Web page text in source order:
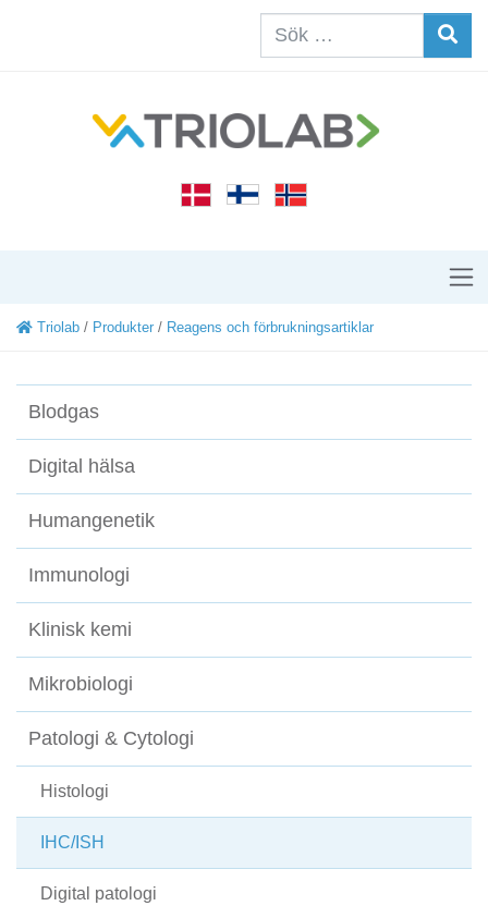
Triolab / Produkter / Reagens och förbrukningsartiklar
Blodgas
Digital hälsa
Humangenetik
Immunologi
Klinisk kemi
Mikrobiologi
Patologi & Cytologi
Histologi
IHC/ISH
Digital patologi